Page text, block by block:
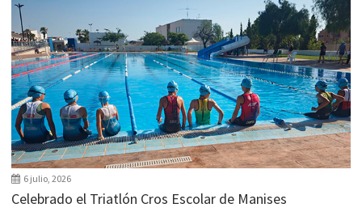
6 julio, 2026
Celebrado el Triatlón Cros Escolar de Manises